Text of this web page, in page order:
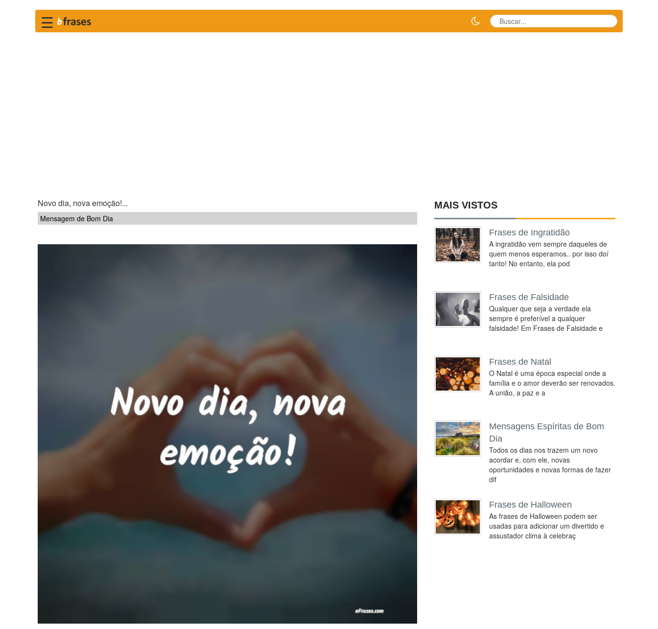
☰
Novo dia, nova emoção!...
Mensagem de Bom Dia
MAIS VISTOS
Frases de Ingratidão
A ingratidão vem sempre daqueles de
quem menos esperamos.. por isso doí
tanto! No entanto, ela pod
Frases de Falsidade
Qualquer que seja a verdade ela
sempre é preferível a qualquer
falsidade! Em Frases de Falsidade e
Frases de Natal
O Natal é uma época especial onde a
família e o amor deverão ser renovados.
A união, a paz e a
Mensagens Espíritas de Bom
Dia
Todos os dias nos trazem um novo
acordar e, com ele, novas
oportunidades e novas formas de fazer
dif
Frases de Halloween
As frases de Halloween podem ser
usadas para adicionar um divertido e
assustador clima à celebraç